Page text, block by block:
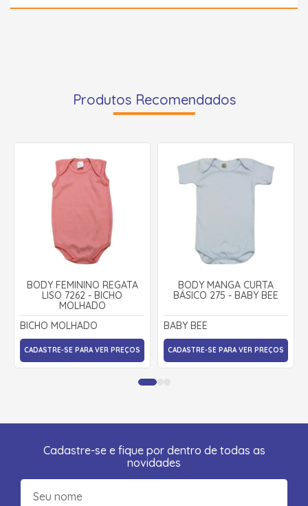
Produtos Recomendados
BODY FEMININO REGATA
LISO 7262 - BICHO
MOLHADO
BICHO MOLHADO
CADASTRE-SE PARA VER PREÇOS
BODY MANGA CURTA
BÁSICO 275 - BABY BEE
BABY BEE
CADASTRE-SE PARA VER PREÇOS
Cadastre-se e fique por dentro de todas as
novidades